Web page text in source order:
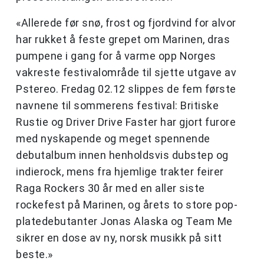
«Allerede før snø, frost og fjordvind for alvor
har rukket å feste grepet om Marinen, dras
pumpene i gang for å varme opp Norges
vakreste festivalområde til sjette utgave av
Pstereo. Fredag 02.12 slippes de fem første
navnene til sommerens festival: Britiske
Rustie og Driver Drive Faster har gjort furore
med nyskapende og meget spennende
debutalbum innen henholdsvis dubstep og
indierock, mens fra hjemlige trakter feirer
Raga Rockers 30 år med en aller siste
rockefest på Marinen, og årets to store pop-
platedebutanter Jonas Alaska og Team Me
sikrer en dose av ny, norsk musikk på sitt
beste.»